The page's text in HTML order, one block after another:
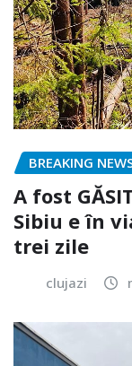
BREAKING
A fost
Sibiu e în
trei zile
clujazi